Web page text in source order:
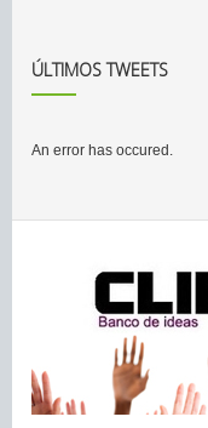
ÚLTIMOS TWEETS
An error has occured.